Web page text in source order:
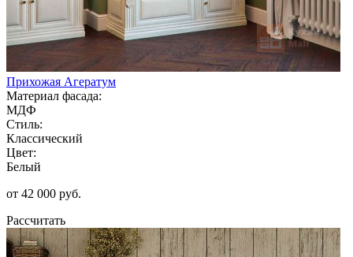
Прихожая Агератум
Материал фасада:
МДФ
Стиль:
Классический
Цвет:
Белый
от 42 000 руб.
Рассчитать